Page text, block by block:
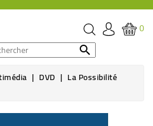
0

DVD La Possibilité